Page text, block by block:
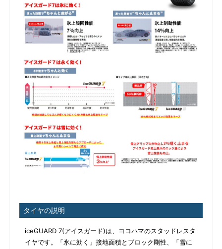
タイヤの説明
iceGUARD 7(アイスガード)は、ヨコハマのスタッドレスタ
イヤです。「氷に効く」接地面積とブロック剛性、「雪に